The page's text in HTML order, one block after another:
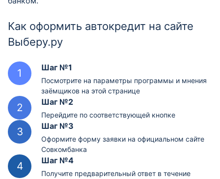
Как оформить автокредит на сайте
Выберу.ру
Шаг №1
Посмотрите на параметры программы и мнения
заёмщиков на этой странице
Шаг №2
Перейдите по соответствующей кнопке
Шаг №3
Оформите форму заявки на официальном сайте
Совкомбанка
Шаг №4
Получите предварительный ответ в течение